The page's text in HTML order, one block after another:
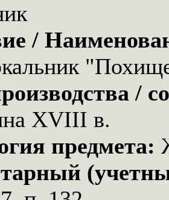
/
/
XVIII в.
предмета: